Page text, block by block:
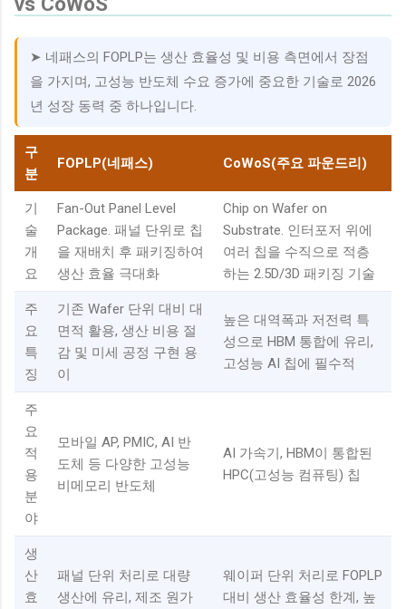
➤ 네패스의 FOPLP는 생산 효율성 및 비용 측면에서 장점
을 가지며, 고성능 반도체 수요 증가에 중요한 기술로 2026
년 성장 동력 중 하나입니다.
구
분
FOPLP(네패스) CoWoS(주요 파운드리)
기
술
개
요
Fan-Out Panel Level
Package. 패널 단위로 칩
을 재배치 후 패키징하여
생산 효율 극대화
Chip on Wafer on
Substrate. 인터포저 위에
여러 칩을 수직으로 적층
하는 2.5D/3D 패키징 기술
주
요
특
징
기존 Wafer 단위 대비 대
면적 활용, 생산 비용 절
감 및 미세 공정 구현 용
이
높은 대역폭과 저전력 특
성으로 HBM 통합에 유리,
고성능 AI 칩에 필수적
주
요
적
용
분
야
모바일 AP, PMIC, AI 반
도체 등 다양한 고성능
비메모리 반도체
AI 가속기, HBM이 통합된
HPC(고성능 컴퓨팅) 칩
생
산
효
패널 단위 처리로 대량
생산에 유리, 제조 원가
웨이퍼 단위 처리로 FOPLP
대비 생산 효율성 한계, 높